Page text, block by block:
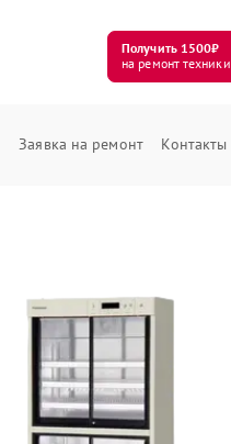
Получить 1500₽
на ремонт техники
Заявка на ремонт Контакты